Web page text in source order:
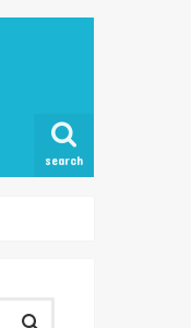
search